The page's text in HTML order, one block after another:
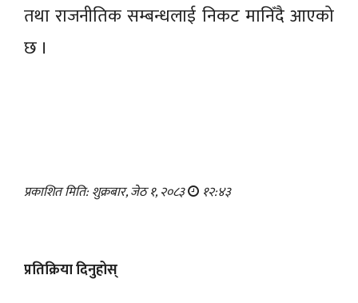
तथा राजनीतिक सम्बन्धलाई निकट मानिँदै आएको
छ ।
प्रकाशित मिति: शुक्रबार, जेठ १, २०८३ १२:४३
प्रतिक्रिया दिनुहोस्